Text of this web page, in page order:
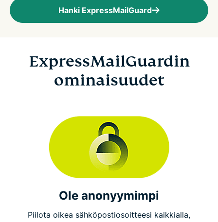
Hanki ExpressMailGuard
ExpressMailGuardin
ominaisuudet
Ole anonyymimpi
Piilota oikea sähköpostiosoitteesi kaikkialla,